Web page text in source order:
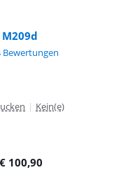
M209d
Bewertungen
| Kein(e)
€ 100,90